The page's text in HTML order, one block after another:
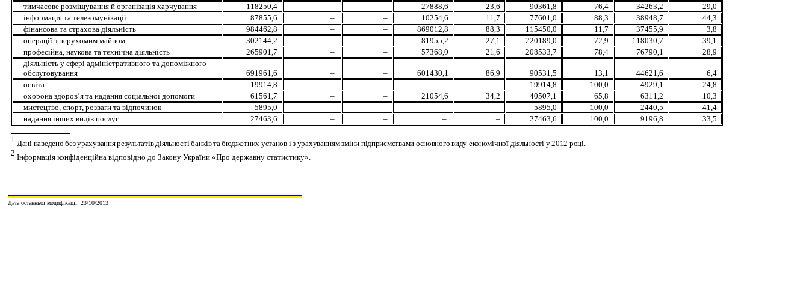
тимчасове розміщування й організація харчування
118250,4 – – 27888,6 23,6 90361,8 76,4 34263,2
29,0
інформація та телекомунікації
87855,6 – – 10254,6 11,7 77601,0 88,3 38948,7
44,3
фінансова та страхова діяльність
984462,8 – – 869012,8 88,3 115450,0 11,7 37455,9
3,8
операції з нерухомим майном
302144,2 – – 81955,2 27,1 220189,0 72,9 118030,7
39,1
професійна, наукова та технічна діяльність
265901,7 – – 57368,0 21,6 208533,7 78,4 76790,1
28,9
діяльність у сфері адміністративного та допоміжного
обслуговування
691961,6 – – 601430,1 86,9 90531,5 13,1 44621,6
6,4
освіта
19914,8 – – – – 19914,8 100,0 4929,1
24,8
охорона здоров’я та надання соціальної допомоги
61561,7 – – 21054,6 34,2 40507,1 65,8 6311,2
10,3
мистецтво, спорт, розваги та відпочинок
5895,0 – – – – 5895,0 100,0 2440,5
41,4
надання інших видів послуг
27463,6 – – – – 27463,6 100,0 9196,8 33,5
1 Дані наведено без урахування результатів діяльності банків та бюджетних установ і з урахуванням зміни підприємствами основного виду економічної діяльності у 2012 році.
2 Інформація конфіденційна відповідно до Закону України «Про державну статистику».
Дата останньої модифікації: 23/10/2013